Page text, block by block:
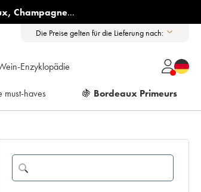
, Champagne...
Die Preise gelten für die Lieferung nach:
Enzyklopädie
must-haves 🍇 Bordeaux Primeurs